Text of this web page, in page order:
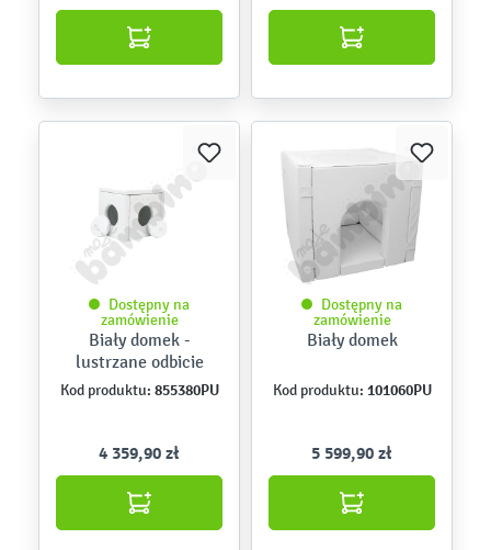
Dostępny na
zamówienie
Biały domek -
lustrzane odbicie
Kod produktu: 855380PU
4 359,90 zł
Dostępny na
zamówienie
Biały domek
Kod produktu: 101060PU
5 599,90 zł